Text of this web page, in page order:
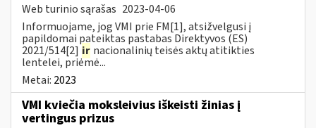
Web turinio sąrašas 2023-04-06
Informuojame, jog VMI prie FM[1], atsižvelgusi į
papildomai pateiktas pastabas Direktyvos (ES)
2021/514[2] ir nacionalinių teisės aktų atitikties
lentelei, priėmė...
Metai: 2023
VMI kviečia moksleivius iškeisti žinias į
vertingus prizus